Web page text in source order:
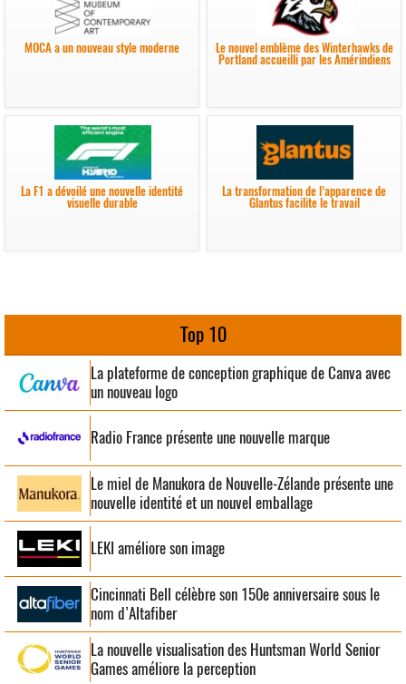
MOCA a un nouveau style moderne Le nouvel emblème des Winterhawks de
Portland accueilli par les Amérindiens
La F1 a dévoilé une nouvelle identité
visuelle durable
La transformation de l’apparence de
Glantus facilite le travail
Top 10
La plateforme de conception graphique de Canva avec
un nouveau logo
Radio France présente une nouvelle marque
Le miel de Manukora de Nouvelle-Zélande présente une
nouvelle identité et un nouvel emballage
LEKI améliore son image
Cincinnati Bell célèbre son 150e anniversaire sous le
nom d’Altafiber
La nouvelle visualisation des Huntsman World Senior
Games améliore la perception